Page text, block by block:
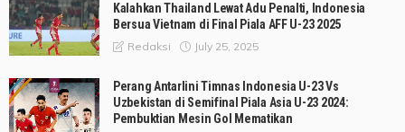
Kalahkan Thailand Lewat Adu Penalti, Indonesia
Bersua Vietnam di Final Piala AFF U-23 2025
Redaksi July 25, 2025
Perang Antarlini Timnas Indonesia U-23 Vs
Uzbekistan di Semifinal Piala Asia U-23 2024:
Pembuktian Mesin Gol Mematikan